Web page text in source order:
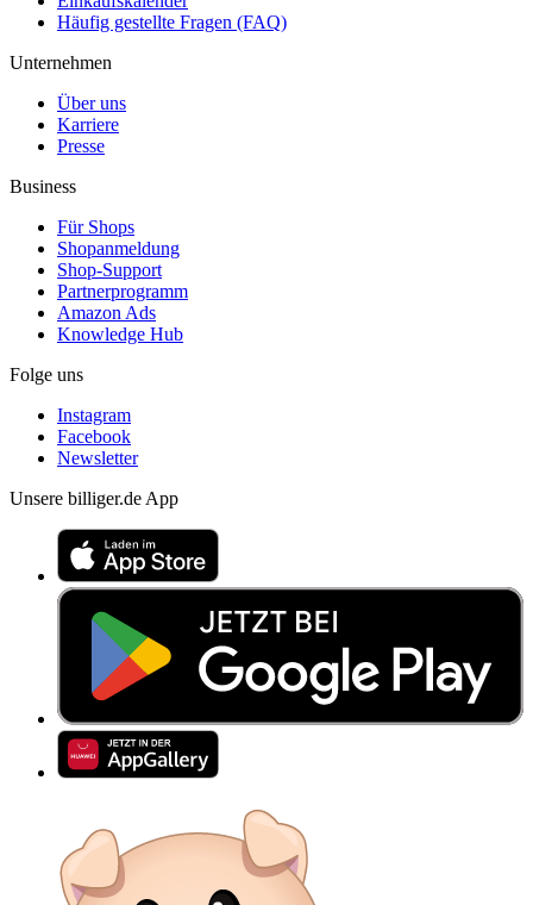
Häufig gestellte Fragen (FAQ)
Unternehmen
Über uns
Karriere
Presse
Business
Für Shops
Shopanmeldung
Shop-Support
Partnerprogramm
Amazon Ads
Knowledge Hub
Folge uns
Instagram
Facebook
Newsletter
Unsere billiger.de App